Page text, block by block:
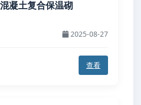
凝土复合保温砌
2025-08-27
查看